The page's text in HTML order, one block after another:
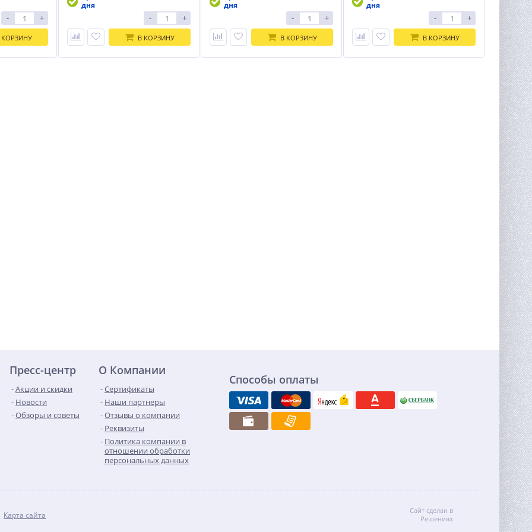
- +
КОРЗИНУ
дня
- +
В КОРЗИНУ
дня
- +
В КОРЗИНУ
дня
- +
В КОРЗИНУ
Пресс-центр
Акции и скидки
Новости
Обзоры и советы
О Компании
Сертификаты
Наши партнеры
Отзывы о компании
Реквизиты
Политика компании в
отношении обработки
персональных данных
Способы оплаты
Карта сайта
Сайт сделан в
Решениях